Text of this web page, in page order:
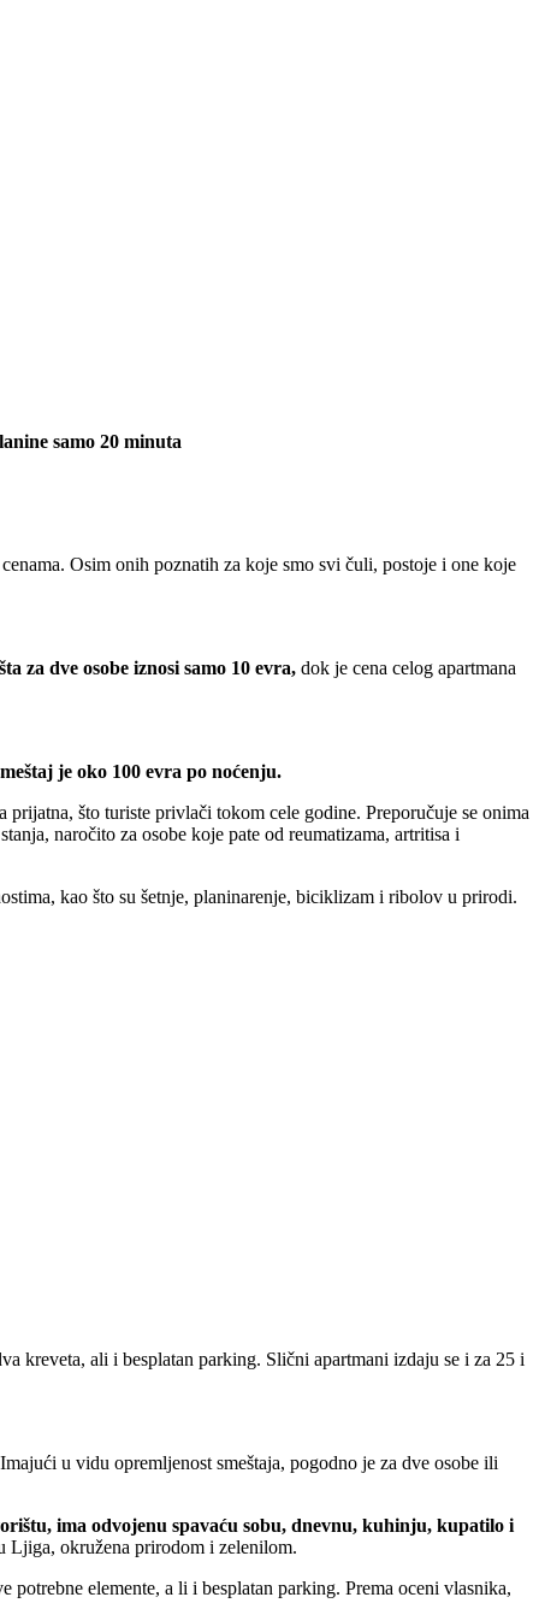
samo 20 minuta
Osim onih poznatih za koje smo svi čuli, postoje i one koje
za dve osobe iznosi samo 10 evra, dok je cena celog apartmana
je oko 100 evra po noćenju.
prijatna, što turiste privlači tokom cele godine. Preporučuje se onima
naročito za osobe koje pate od reumatizama, artritisa i
kao što su šetnje, planinarenje, biciklizam i ribolov u prirodi.
kreveta, ali i besplatan parking. Slični apartmani izdaju se i za 25 i
u vidu opremljenost smeštaja, pogodno je za dve osobe ili
ima odvojenu spavaću sobu, dnevnu, kuhinju, kupatilo i
Ljiga, okružena prirodom i zelenilom.
elemente, a li i besplatan parking. Prema oceni vlasnika,